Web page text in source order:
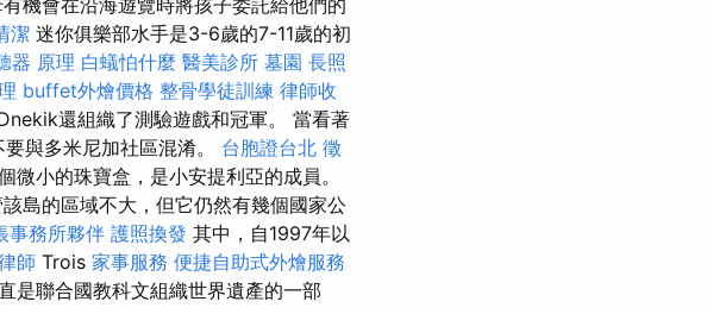
潔 迷你俱樂部水手是3-6歲的7-11歲的初
器 原理 白蟻怕什麼 醫美診所 墓園 長照
buffet外燴價格 整骨學徒訓練 律師收
還組織了測驗遊戲和冠軍。 當看著
與多米尼加社區混淆。 台胞證台北 徵
微小的珠寶盒，是小安提利亞的成員。
島的區域不大，但它仍然有幾個國家公
事務所夥伴 護照換發 其中，自1997年以
師 Trois 家事服務 便捷自助式外燴服務
是聯合國教科文組織世界遺產的一部